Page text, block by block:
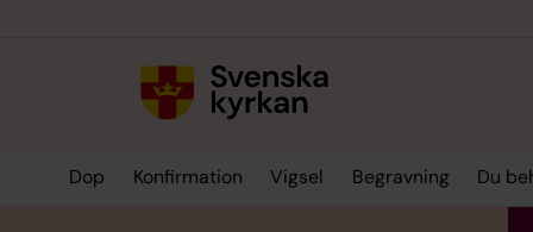
Dop Konfirmation Vigsel Begravning Du